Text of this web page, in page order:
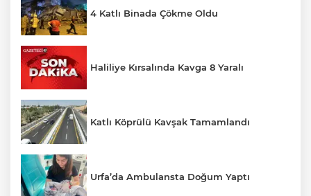
4 Katlı Binada Çökme Oldu
Haliliye Kırsalında Kavga 8 Yaralı
Katlı Köprülü Kavşak Tamamlandı
Urfa’da Ambulansta Doğum Yaptı